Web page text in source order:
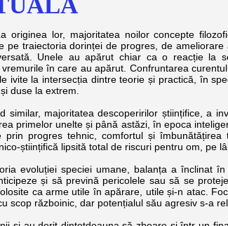
lor, majoritatea noilor concepte filozofice
pe traiectoria dorinței de progres, de
Unele au apărut chiar ca o reacție la
în care au apărut. Confruntarea
ivite la intersecția dintre teorie și practică, în
duse la extrem.
majoritatea descoperirilor științifice, a
primelor unelte și până astăzi, în epoca
prin progres tehnic, comfortul și
științifică lipsită total de riscuri pentru om, pe
speciei umane, balanța a înclinat în
și să prevină pericolele sau să se
ca arme utile în apărare, utile și-n atac.
scop războinic, dar potențialul său agresiv s-a